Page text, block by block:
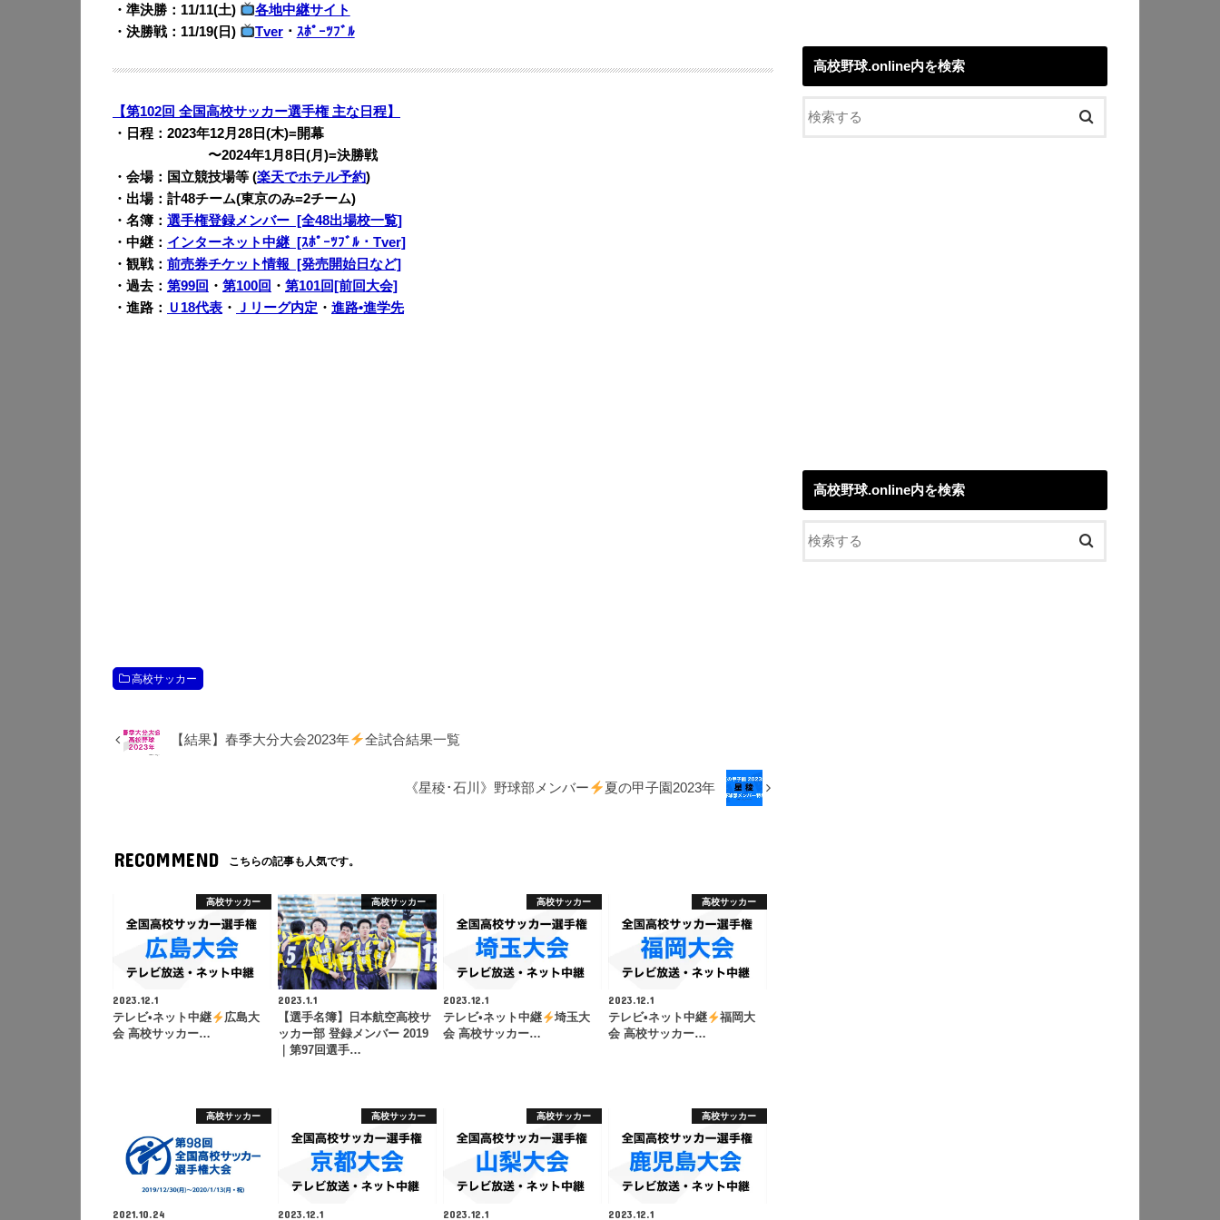
・準決勝：11/11(土)
各地中継サイト
・決勝戦：11/19(日)
Tver・ ｽﾎﾟｰﾂﾌﾞﾙ
【第102回 全国高校サッカー選手権 主な日程】
・日程：2023年12月28日(木)=開幕
〜2024年1月8日(月)=決勝戦
・会場：国立競技場等 (楽天でホテル予約)
・出場：計48チーム(東京のみ=2チーム)
・名簿： 選手権登録メンバー [全48出場校一覧]
・中継： インターネット中継 [ｽﾎﾟｰﾂﾌﾞﾙ・Tver]
・観戦： 前売券チケット情報 [発売開始日など]
・過去： 第99回 ・ 第100回 ・ 第101回[前回大会]
・進路：
Ｕ18代表 ・ Ｊリーグ内定 ・ 進路•進学先
高校サッカー
【結果】春季大分大会2023年 全試合結果一覧
《星稜･石川》野球部メンバー 夏の甲子園2023年
RECOMMEND こちらの記事も人気です。
高校サッカー
2023.12.1
テレビ•ネット中継
広島大
会 高校サッカー…
高校サッカー
2023.1.1
【選手名簿】日本航空高校サ
ッカー部 登録メンバー 2019
｜第97回選手…
高校サッカー
2023.12.1
テレビ•ネット中継
埼玉大
会 高校サッカー…
高校サッカー
2023.12.1
テレビ•ネット中継
福岡大
会 高校サッカー…
高校サッカー
2021.10.24
高校サッカー
2023.12.1
高校サッカー
2023.12.1
高校サッカー
2023.12.1
高校野球.online内を検索
高校野球.online内を検索